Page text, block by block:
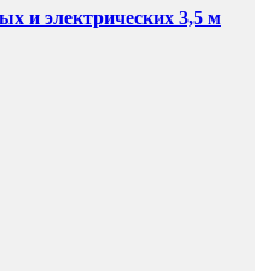
и электрических 3,5 м